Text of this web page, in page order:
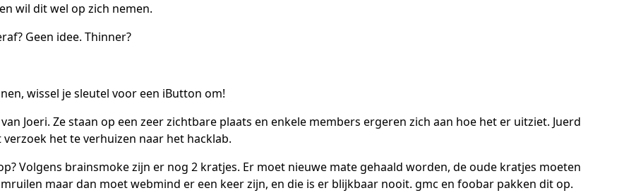
wil dit wel op zich nemen.
Geen idee. Thinner?
wissel je sleutel voor een iButton om!
Joeri. Ze staan op een zeer zichtbare plaats en enkele members ergeren zich aan hoe het er uitziet. Juerd
het te verhuizen naar het hacklab.
Volgens brainsmoke zijn er nog 2 kratjes. Er moet nieuwe mate gehaald worden, de oude kratjes moeten
maar dan moet webmind er een keer zijn, en die is er blijkbaar nooit. gmc en foobar pakken dit op.